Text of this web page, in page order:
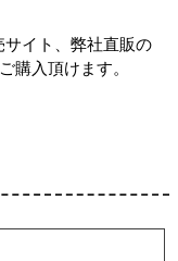
サイト、弊社直販の
購入頂けます。